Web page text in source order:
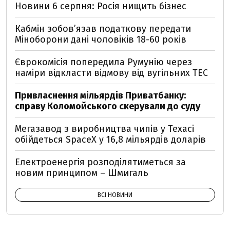
Новини 6 серпня: Росія нищить бізнес
Кабмін зобовʼязав податкову передати
Міноборони дані чоловіків 18-60 років
Єврокомісія попередила Румунію через
наміри відкласти відмову від вугільних ТЕС
Привласнення мільярдів Приватбанку:
справу Коломойського скерували до суду
Мегазавод з виробництва чипів у Техасі
обійдеться SpaceX у 16,8 мільярдів доларів
Електроенергія розподілятиметься за
новим принципом – Шмигаль
ВСІ НОВИНИ